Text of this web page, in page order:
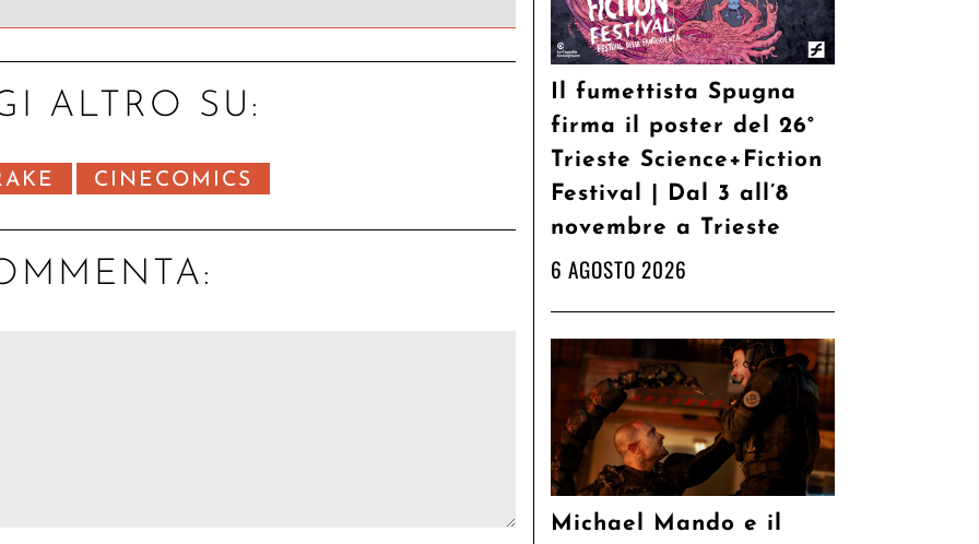
ALTRO SU:
CINECOMICS
Il fumettista Spugna
firma il poster del 26°
Trieste Science+Fiction
Festival | Dal 3 all’8
novembre a Trieste
6 AGOSTO 2026
Michael Mando e il